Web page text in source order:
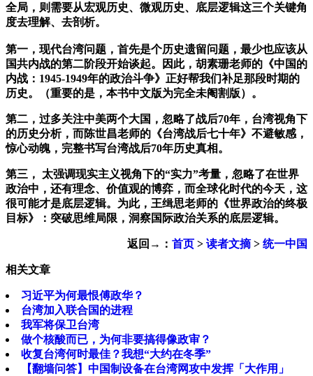
全局，则需要从宏观历史、微观历史、底层逻辑这三个关键角
度去理解、去剖析。
‍第一，现代台湾问题，首先是个历史遗留问题，最少也应该从
国共内战的第二阶段开始谈起。因此， 胡素珊老师的《中国的
内战：1945-1949年的政治斗争》正好帮我们补足那段时期的
历史。（重要的是，本书中文版为完全未阉割版）。
第二，过多关注中美两个大国，忽略了战后70年，台湾视角下
的历史分析，而陈世昌老师的《台湾战后七十年》不避敏感，
惊心动魄，完整书写台湾战后70年历史真相。
第三， 太强调现实主义视角下的“实力”考量，忽略了在世界
政治中，还有理念、价值观的博弈，而全球化时代的今天，这
很可能才是底层逻辑。为此， 王缉思老师的《世界政治的终极
目标》：突破思维局限，洞察国际政治关系的底层逻辑。
返回→： 首页 > 读者文摘> 统一中国
相关文章
习近平为何最恨傅政华？
台湾加入联合国的进程
我军将保卫台湾
做个核酸而已，为何非要搞得像政审？
收复台湾何时最佳？我想“大约在冬季”
【翻墙问答】中国制设备在台湾网攻中发挥「大作用」